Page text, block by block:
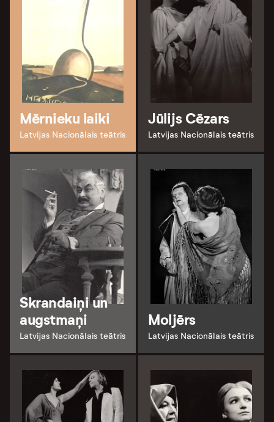
Mērnieku laiki
Latvijas Nacionālais teātris
Jūlijs Cēzars
Latvijas Nacionālais teātris
Skrandaiņi un
augstmaņi
Latvijas Nacionālais teātris
Moljērs
Latvijas Nacionālais teātris